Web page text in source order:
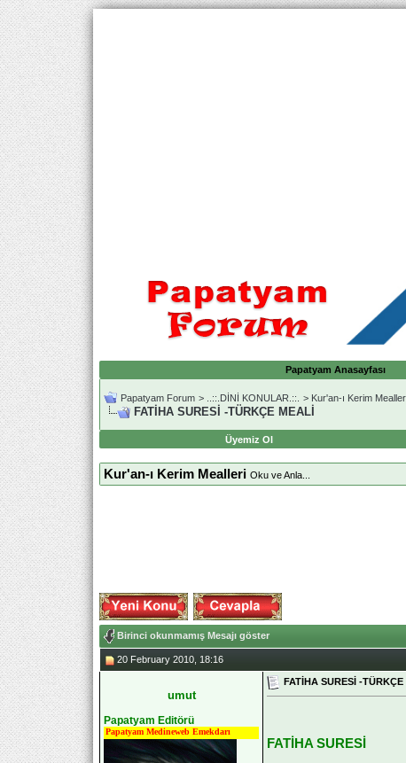
Papatyam Anasayfası
Papatyam Forum > ..::.DİNİ KONULAR.::. > Kur'an-ı Kerim
FATİHA SURESİ -TÜRKÇE MEALİ
Üyemiz Ol
Kur'an-ı Kerim Mealleri Oku ve Anla...
Birinci okunmamış Mesajı göster
20 February 2010, 18:16
umut
Papatyam Editörü
Papatyam Medineweb Emekdarı
FATİHA SURESİ -
FATİHA SURESİ